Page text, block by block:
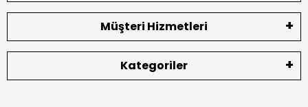
Müşteri Hizmetleri
Kategoriler